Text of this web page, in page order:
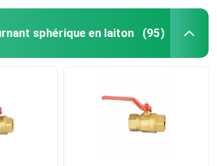
sphérique en laiton (95)